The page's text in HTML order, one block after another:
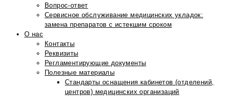
Вопрос-ответ
Сервисное обслуживание медицинских укладок:
замена препаратов с истекшим сроком
О нас
Контакты
Реквизиты
Регламентирующие документы
Полезные материалы
Стандарты оснащения кабинетов (отделений,
центров) медицинских организаций